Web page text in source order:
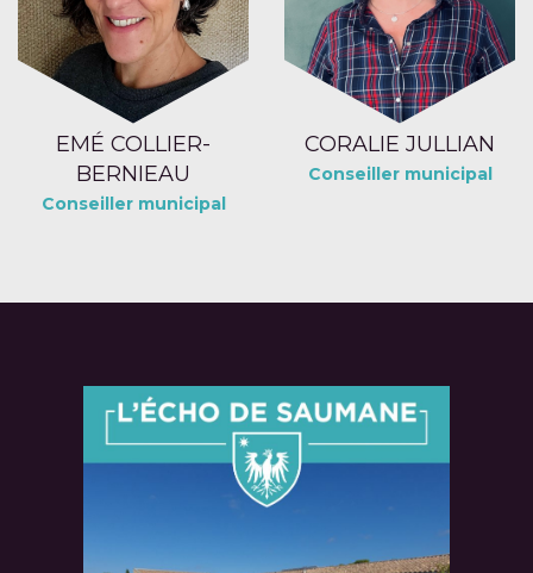
EMÉ COLLIER-
BERNIEAU
Conseiller municipal
CORALIE JULLIAN
Conseiller municipal